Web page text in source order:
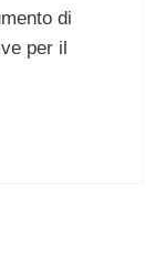
di
per il